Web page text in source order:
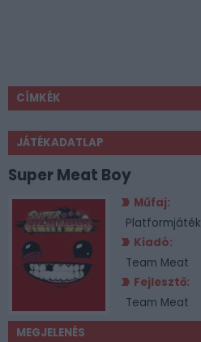
CÍMKÉK
JÁTÉKADATLAP
Super Meat Boy
Műfaj:
Platformjáték
Kiadó:
Team Meat
Fejlesztő:
Team Meat
MEGJELENÉS